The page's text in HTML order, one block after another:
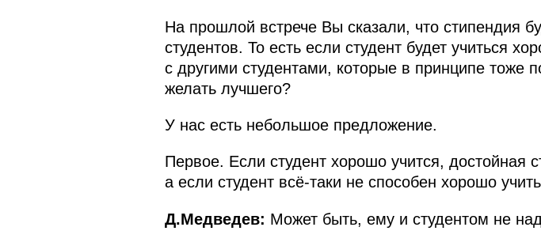
На прошлой встрече Вы сказали, что стипендия
студентов. То есть если студент будет учиться
с другими студентами, которые в принципе тоже
желать лучшего?
У нас есть небольшое предложение.
Первое. Если студент хорошо учится, достойная
а если студент всё‑таки не способен хорошо
Д.Медведев: Может быть, ему и студентом не